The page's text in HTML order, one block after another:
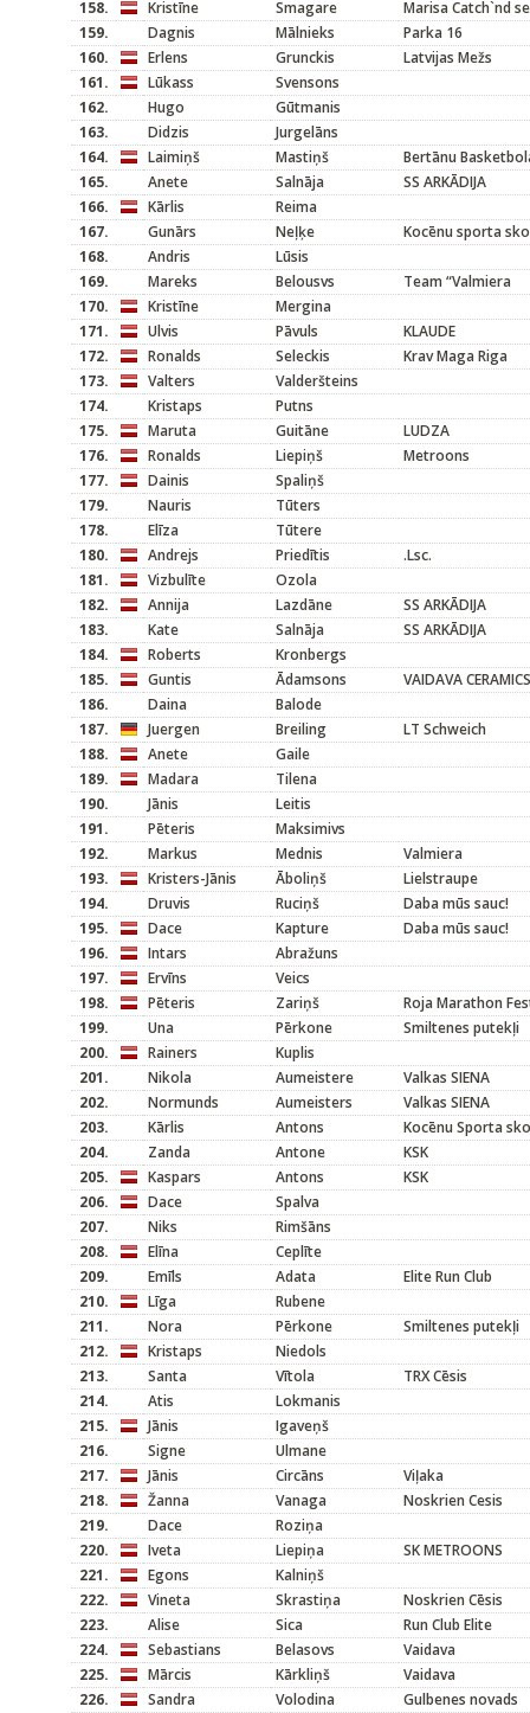
158. Kristīne Smagare
Marisa Catch`nd
159.
Dagnis Mālnieks
Parka 16
160.
Erlens Grunckis
Latvijas Mežs
161.
Lūkass
Svensons
162.
Hugo
Gūtmanis
163.
Didzis
Jurgelāns
164.
Laimiņš Mastiņš
Bertānu
165.
Anete Salnāja
SS ARKĀDIJA
166.
Kārlis
Reima
167.
Gunārs Neļķe
Kocēnu sporta
168.
Andris
Lūsis
169.
Mareks Belousvs
Team “Valmiera
170.
Kristīne
Mergina
171.
Ulvis Pāvuls
KLAUDE
172.
Ronalds Seleckis
Krav Maga Riga
173.
Valters
Valderšteins
174.
Kristaps
Putns
175.
Maruta Guitāne
LUDZA
176.
Ronalds Liepiņš
Metroons
177.
Dainis
Spaliņš
179.
Nauris
Tūters
178.
Elīza
Tūtere
180.
Andrejs Priedītis
.Lsc.
181.
Vizbulīte
Ozola
182.
Annija Lazdāne
SS ARKĀDIJA
183.
Kate Salnāja
SS ARKĀDIJA
184.
Roberts
Kronbergs
185.
Guntis Ādamsons
VAIDAVA CERAMICS
186.
Daina
Balode
187.
Juergen Breiling
LT Schweich
188.
Anete
Gaile
189.
Madara
Tilena
190.
Jānis
Leitis
191.
Pēteris
Maksimivs
192.
Markus Mednis
Valmiera
193.
Kristers-Jānis Āboliņš
Lielstraupe
194.
Druvis Ruciņš
Daba mūs sauc!
195.
Dace Kapture
Daba mūs sauc!
196.
Intars
Abražuns
197.
Ervīns
Veics
198.
Pēteris Zariņš
Roja Marathon
199.
Una Pērkone
Smiltenes putekļi
200.
Rainers
Kuplis
201.
Nikola Aumeistere
Valkas SIENA
202.
Normunds Aumeisters
Valkas SIENA
203.
Kārlis Antons
Kocēnu Sporta
204.
Zanda Antone
KSK
205.
Kaspars Antons
KSK
206.
Dace
Spalva
207.
Niks
Rimšāns
208.
Elīna
Ceplīte
209.
Emīls Adata
Elite Run Club
210.
Līga
Rubene
211.
Nora Pērkone
Smiltenes putekļi
212.
Kristaps
Niedols
213.
Santa Vītola
TRX Cēsis
214.
Atis
Lokmanis
215.
Jānis
Igaveņš
216.
Signe
Ulmane
217.
Jānis Circāns
Viļaka
218.
Žanna Vanaga
Noskrien Cesis
219.
Dace
Roziņa
220.
Iveta Liepiņa
SK METROONS
221.
Egons
Kalniņš
222.
Vineta Skrastiņa
Noskrien Cēsis
223.
Alise Sica
Run Club Elite
224.
Sebastians Belasovs
Vaidava
225.
Mārcis Kārkliņš
Vaidava
226.
Sandra Volodina
Gulbenes novads